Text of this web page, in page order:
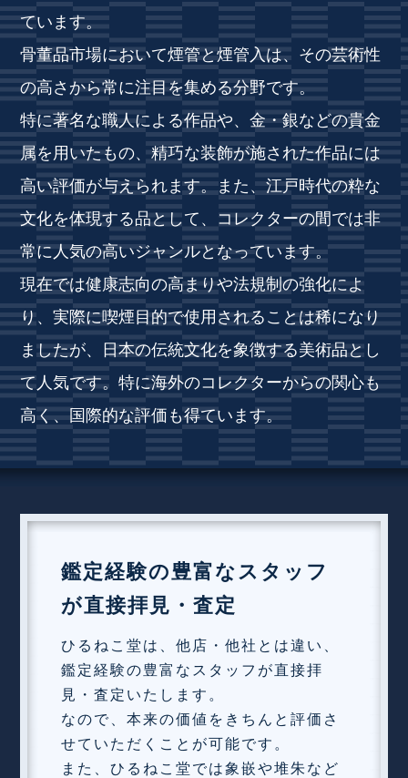
ています。
骨董品市場において煙管と煙管入は、その芸術性
の高さから常に注目を集める分野です。
特に著名な職人による作品や、金・銀などの貴金
属を用いたもの、精巧な装飾が施された作品には
高い評価が与えられます。また、江戸時代の粋な
文化を体現する品として、コレクターの間では非
常に人気の高いジャンルとなっています。
現在では健康志向の高まりや法規制の強化によ
り、実際に喫煙目的で使用されることは稀になり
ましたが、日本の伝統文化を象徴する美術品とし
て人気です。特に海外のコレクターからの関心も
高く、国際的な評価も得ています。
鑑定経験の豊富なスタッフ
が直接拝見・査定
ひるねこ堂は、他店・他社とは違い、
鑑定経験の豊富なスタッフが直接拝
見・査定いたします。
なので、本来の価値をきちんと評価さ
せていただくことが可能です。
また、ひるねこ堂では象嵌や堆朱など